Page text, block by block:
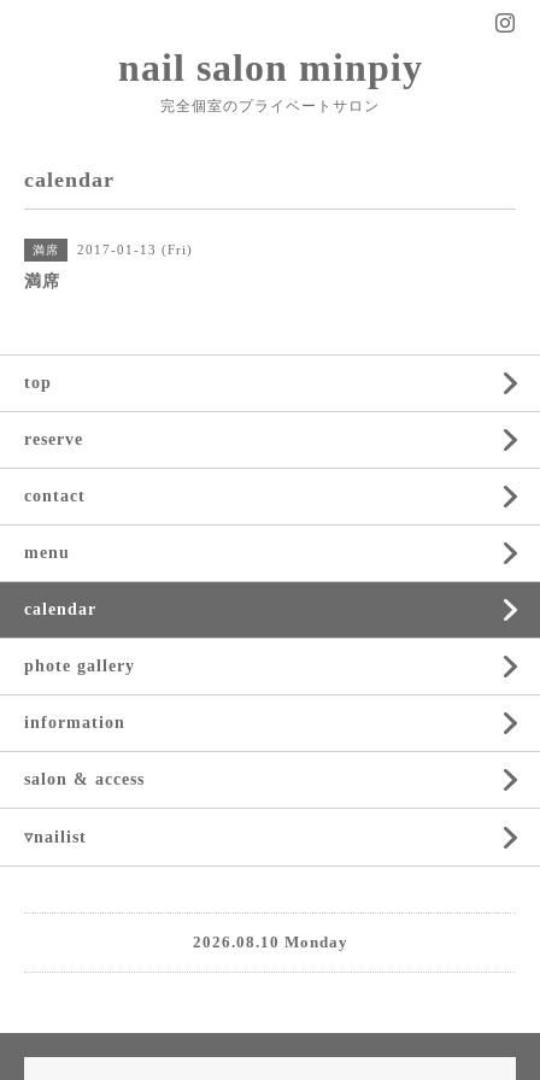
nail salon minpiy
完全個室のプライベートサロン
calendar
満席 2017-01-13 (Fri)
満席
top
reserve
contact
menu
calendar
phote gallery
information
salon & access
▿nailist
2026.08.10 Monday